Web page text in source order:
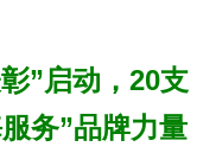
”启动，20支
务”品牌力量